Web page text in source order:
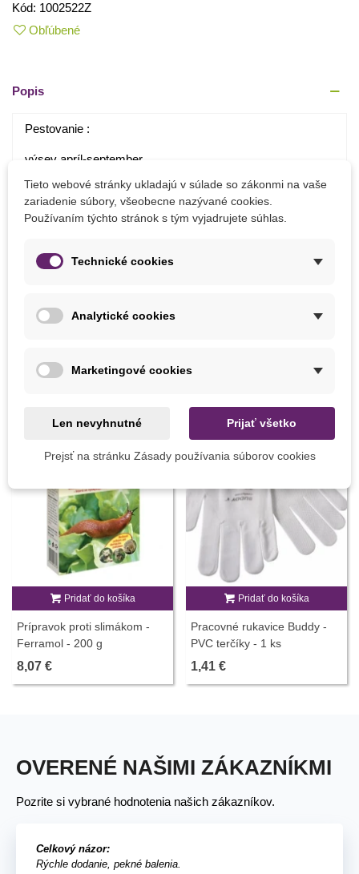
Kód: 1002522Z
Obľúbené
Popis
Pestovanie :
výsev apríl-september
teplota klíčenia 21 stupňov
slnko alebo polotieň
MOHLI BYSTE EŠTE POTREBOVAŤ
Pridať do košíka
Prípravok proti slimákom -
Ferramol - 200 g
8,07 €
Pridať do košíka
Pracovné rukavice Buddy -
PVC terčíky - 1 ks
1,41 €
OVERENÉ NAŠIMI ZÁKAZNÍKMI
Pozrite si vybrané hodnotenia našich zákazníkov.
Celkový názor:
Rýchle dodanie, pekné balenia.
Tieto webové stránky ukladajú v súlade so zákonmi na vaše
zariadenie súbory, všeobecne nazývané cookies.
Používaním týchto stránok s tým vyjadrujete súhlas.
Technické cookies
Analytické cookies
Marketingové cookies
Len nevyhnutné Prijať všetko
Prejsť na stránku Zásady používania súborov cookies